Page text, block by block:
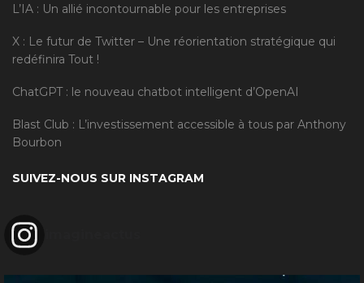
L’IA : Un allié incontournable pour les entreprises
X : Le futur de Twitter – Une réorientation stratégique qui
redéfinira Tout !
ChatGPT : le nouveau chatbot intelligent d’OpenAI
Blast Club : L’investissement accessible à tous par Anthony
Bourbon
SUIVEZ-NOUS SUR INSTAGRAM